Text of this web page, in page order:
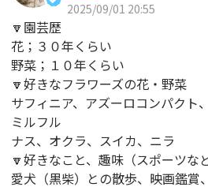
2025/09/01 20:55
🔽園芸歴
花；３０年くらい
野菜；１０年くらい
🔽好きなフラワーズの花・野菜
サフィニア、アズーロコンパクト
ミルフル
ナス、オクラ、スイカ、ニラ
🔽好きなこと、趣味（スポーツな
愛犬（黒柴）との散歩、映画鑑賞